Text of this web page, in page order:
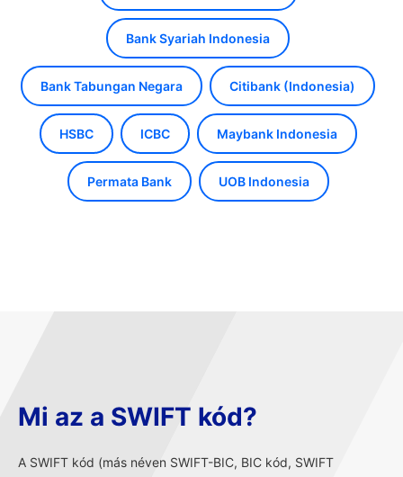
Bank Syariah Indonesia
Bank Tabungan Negara Citibank (Indonesia)
HSBC ICBC Maybank Indonesia
Permata Bank UOB Indonesia
Mi az a SWIFT kód?
A SWIFT kód (más néven SWIFT-BIC, BIC kód, SWIFT